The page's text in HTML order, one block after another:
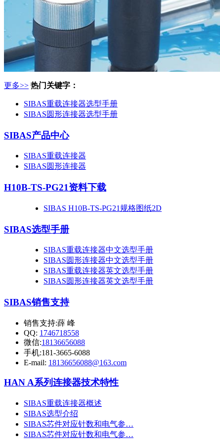
更多>> 热门关键字：
SIBAS重载连接器选型手册
SIBAS圆形连接器选型手册
SIBAS产品中心
SIBAS重载连接器
SIBAS圆形连接器
H10B-TS-PG21资料下载
SIBAS H10B-TS-PG21规格图纸2D
SIBAS选型手册
SIBAS重载连接器中文选型手册
SIBAS圆形连接器中文选型手册
SIBAS重载连接器英文选型手册
SIBAS圆形连接器英文选型手册
SIBAS销售支持
销售支持:薛 峰
QQ: 1746718558
微信:18136656088
手机:181-3665-6088
E-mail: 18136656088@163.com
HAN A系列连接器技术特性
SIBAS重载连接器概述
SIBAS选型介绍
SIBAS芯件对应针数和电气参…
SIBAS芯件对应针数和电气参…